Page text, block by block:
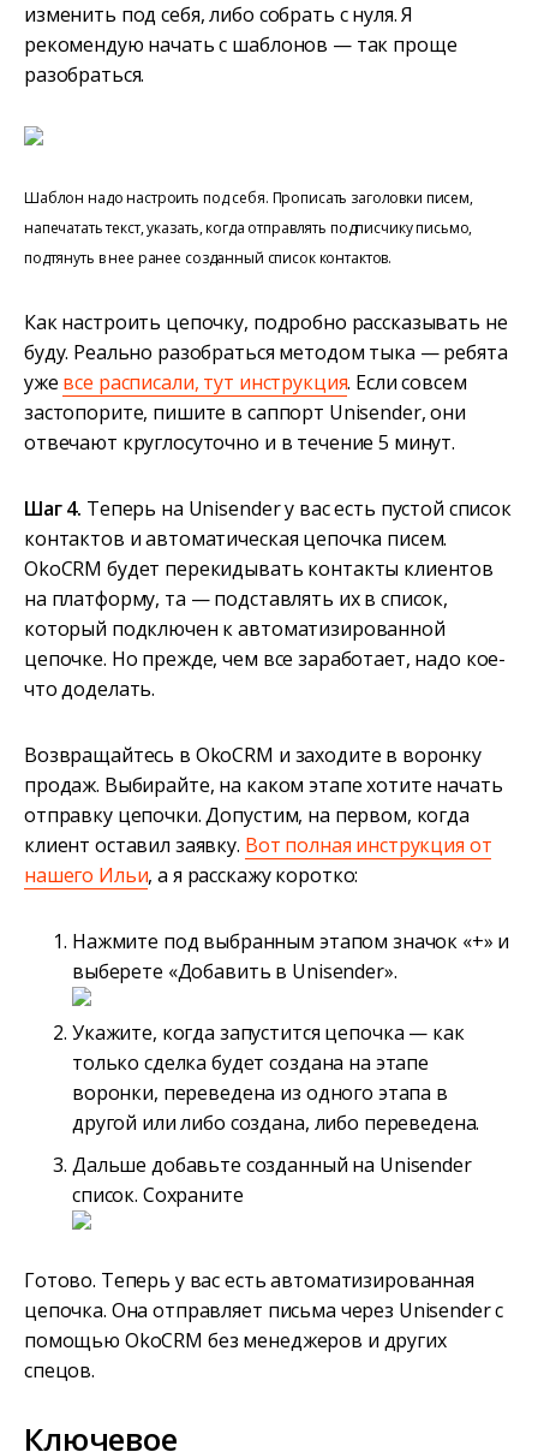
изменить под себя, либо собрать с нуля. Я
рекомендую начать с шаблонов — так проще
разобраться.
Шаблон надо настроить под себя. Прописать заголовки писем,
напечатать текст, указать, когда отправлять подписчику письмо,
подтянуть в нее ранее созданный список контактов.
Как настроить цепочку, подробно рассказывать не
буду. Реально разобраться методом тыка — ребята
уже все расписали, тут инструкция. Если совсем
застопорите, пишите в саппорт Unisender, они
отвечают круглосуточно и в течение 5 минут.
Шаг 4. Теперь на Unisender у вас есть пустой список
контактов и автоматическая цепочка писем.
OkoCRM будет перекидывать контакты клиентов
на платформу, та — подставлять их в список,
который подключен к автоматизированной
цепочке. Но прежде, чем все заработает, надо кое-
что доделать.
Возвращайтесь в OkoCRM и заходите в воронку
продаж. Выбирайте, на каком этапе хотите начать
отправку цепочки. Допустим, на первом, когда
клиент оставил заявку. Вот полная инструкция от
нашего Ильи, а я расскажу коротко:
Нажмите под выбранным этапом значок «+» и
выберете «Добавить в Unisender».
Укажите, когда запустится цепочка — как
только сделка будет создана на этапе
воронки, переведена из одного этапа в
другой или либо создана, либо переведена.
Дальше добавьте созданный на Unisender
список. Сохраните
Готово. Теперь у вас есть автоматизированная
цепочка. Она отправляет письма через Unisender с
помощью OkoCRM без менеджеров и других
спецов.
Ключевое